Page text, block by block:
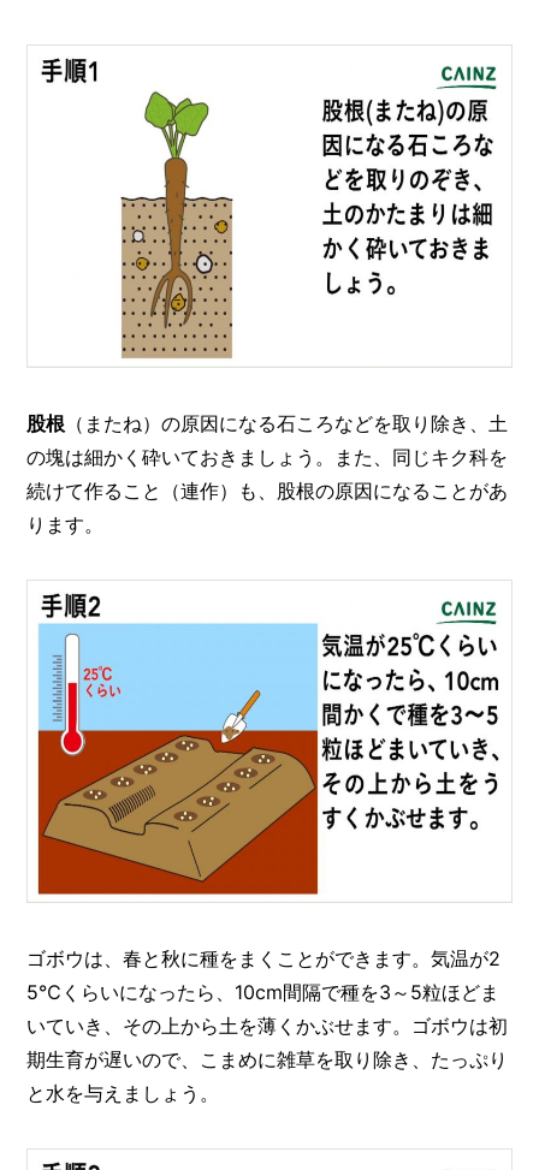
股根 （またね）の原因になる石ころなどを取り除き、土
の塊は細かく砕いておきましょう。また、同じキク科を
続けて作ること（連作）も、股根の原因になることがあ
ります。
ゴボウは、春と秋に種をまくことができます。気温が2
5℃くらいになったら、10cm間隔で種を3～5粒ほどま
いていき、その上から土を薄くかぶせます。ゴボウは初
期生育が遅いので、こまめに雑草を取り除き、たっぷり
と水を与えましょう。